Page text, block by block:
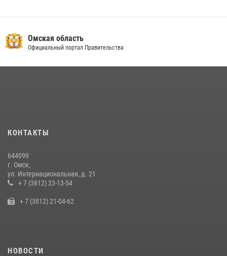
Росгвардейцы приняли участие в крестном ходе в День крещения
Руси в Омске
пилотирования БПЛА в Омске
Росгвардия подвела итоги добровольной сдачи оружия в Омской
области
Омская область
Официальный портал Правительства
КОНТАКТЫ
644099
г. Омск,
ул. Интернациональная, д. 21
+ 7 (3812) 23-13-54
+ 7 (3812) 21-04-62
НОВОСТИ